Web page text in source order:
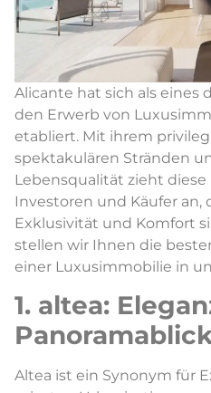
Alicante hat sich als eines
den Erwerb von
etabliert. Mit ihrem
spektakulären Stränden
Lebensqualität zieht
Investoren und Käufer an,
Exklusivität und Komfort
stellen wir Ihnen die
einer Luxusimmobilie in
1. altea:
Altea ist ein Synonym für